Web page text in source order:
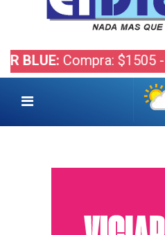
Compra: $1505 - Venta: